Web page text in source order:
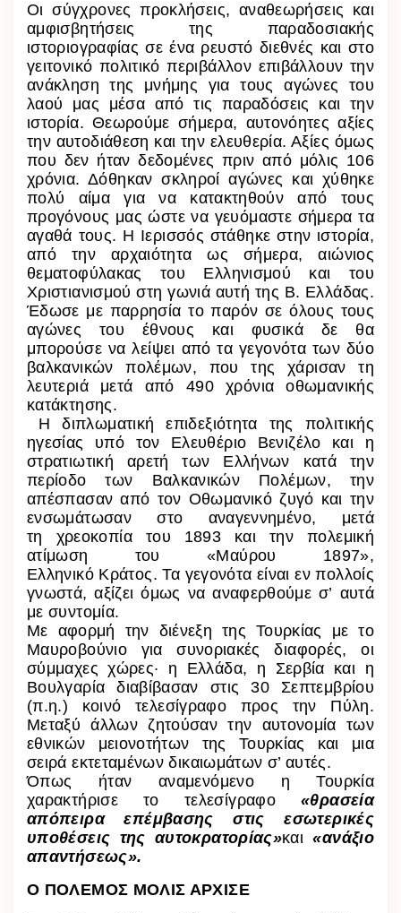
Οι σύγχρονες προκλήσεις, αναθεωρήσεις και
αμφισβητήσεις της παραδοσιακής
ιστοριογραφίας σε ένα ρευστό διεθνές και στο
γειτονικό πολιτικό περιβάλλον επιβάλλουν την
ανάκληση της μνήμης για τους αγώνες του
λαού μας μέσα από τις παραδόσεις και την
ιστορία. Θεωρούμε σήμερα, αυτονόητες αξίες
την αυτοδιάθεση και την ελευθερία. Αξίες όμως
που δεν ήταν δεδομένες πριν από μόλις 106
χρόνια. Δόθηκαν σκληροί αγώνες και χύθηκε
πολύ αίμα για να κατακτηθούν από τους
προγόνους μας ώστε να γευόμαστε σήμερα τα
αγαθά τους. Η Ιερισσός στάθηκε στην ιστορία,
από την αρχαιότητα ως σήμερα, αιώνιος
θεματοφύλακας του Ελληνισμού και του
Χριστιανισμού στη γωνιά αυτή της Β. Ελλάδας.
Έδωσε με παρρησία το παρόν σε όλους τους
αγώνες του έθνους και φυσικά δε θα
μπορούσε να λείψει από τα γεγονότα των δύο
βαλκανικών πολέμων, που της χάρισαν τη
λευτεριά μετά από 490 χρόνια οθωμανικής
κατάκτησης.
Η διπλωματική επιδεξιότητα της πολιτικής
ηγεσίας υπό τον Ελευθέριο Βενιζέλο και η
στρατιωτική αρετή των Ελλήνων κατά την
περίοδο των Βαλκανικών Πολέμων, την
απέσπασαν από τον Οθωμανικό ζυγό και την
ενσωμάτωσαν στο αναγεννημένο, μετά
τη χρεοκοπία του 1893 και την πολεμική
ατίμωση του «Μαύρου 1897»,
Ελληνικό Κράτος. Τα γεγονότα είναι εν πολλοίς
γνωστά, αξίζει όμως να αναφερθούμε σ’ αυτά
με συντομία.
Με αφορμή την διένεξη της Τουρκίας με το
Μαυροβούνιο για συνοριακές διαφορές, οι
σύμμαχες χώρες· η Ελλάδα, η Σερβία και η
Βουλγαρία διαβίβασαν στις 30 Σεπτεμβρίου
(π.η.) κοινό τελεσίγραφο προς την Πύλη.
Μεταξύ άλλων ζητούσαν την αυτονομία των
εθνικών μειονοτήτων της Τουρκίας και μια
σειρά εκτεταμένων δικαιωμάτων σ’ αυτές.
Όπως ήταν αναμενόμενο η Τουρκία
χαρακτήρισε το τελεσίγραφο«θρασεία
απόπειρα επέμβασης στις εσωτερικές
υποθέσεις της αυτοκρατορίας»και«ανάξιο
απαντήσεως».
Ο ΠΟΛΕΜΟΣ ΜΟΛΙΣ ΑΡΧΙΣΕ